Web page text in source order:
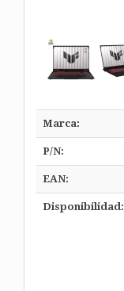
Marca:
P/N:
EAN:
Disponibilidad: